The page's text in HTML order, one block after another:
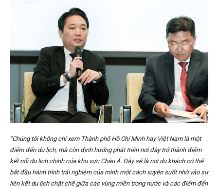
“Chúng tôi không chỉ xem Thành phố Hồ Chí Minh hay Việt Nam là một
điểm đến du lịch, mà còn định hướng phát triển nơi đây trở thành điểm
kết nối du lịch chính của khu vực Châu Á. Đây sẽ là nơi du khách có thể
bắt đầu hành trình trải nghiệm của mình một cách xuyên suốt nhờ vào sự
liên kết du lịch chặt chẽ giữa các vùng miền trong nước và các điểm đến